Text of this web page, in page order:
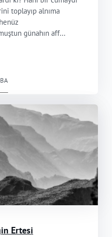
toplayıp alnıma
günahın aff...
Ertesi